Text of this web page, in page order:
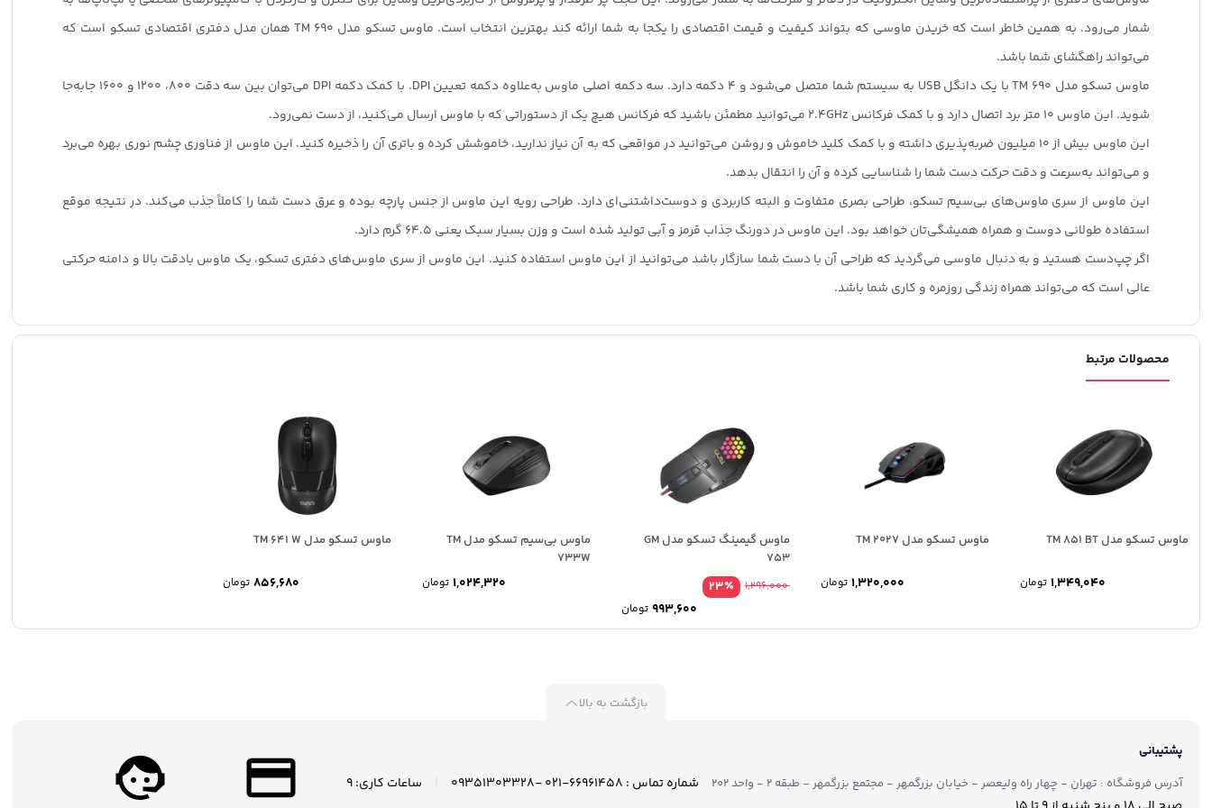
شمار می‌رود. به همین خاطر است که خریدن ماوسی که بتواند کیفیت و قیمت اقتصادی را یکجا به شما ارائه کند بهترین انتخاب است. ماوس تسکو مدل TM 690 همان مدل دفتری اقتصادی تسکو است که
می‌تواند راهگشای شما باشد.
ماوس تسکو مدل TM 690 با یک دانگل USB به سیستم شما متصل می‌شود و 4 دکمه دارد. سه دکمه اصلی ماوس به‌علاوه دکمه تعیین DPI. با کمک دکمه DPI می‌توان بین سه دقت 800، 1200 و 1600 جابه‌جا
شوید. این ماوس 10 متر برد اتصال دارد و با کمک فرکانس 2.4GHz می‌توانید مطمئن باشید که فرکانس هیچ یک از دستوراتی که با ماوس ارسال می‌کنید، از دست نمی‌رود.
این ماوس بیش از 10 میلیون ضربه‌پذیری داشته و با کمک کلید خاموش و روشن می‌توانید در مواقعی که به آن نیاز ندارید، خاموشش کرده و باتری آن را ذخیره کنید. این ماوس از فناوری چشم نوری بهره می‌برد
و می‌تواند به‌سرعت و دقت حرکت دست شما را شناسایی کرده و آن را انتقال بدهد.
این ماوس از سری ماوس‌های بی‌سیم تسکو، طراحی بصری متفاوت و البته کاربردی و دوست‌داشتنی‌ای دارد. طراحی رویه این ماوس از جنس پارچه بوده و عرق دست شما را کاملاً جذب می‌کند. در نتیجه موقع
استفاده طولانی دوست و همراه همیشگی‌تان خواهد بود. این ماوس در دورنگ جذاب قرمز و آبی تولید شده است و وزن بسیار سبک یعنی 64.5 گرم دارد.
اگر چپ‌دست هستید و به دنبال ماوسی می‌گردید که طراحی آن با دست شما سازگار باشد می‌توانید از این ماوس استفاده کنید. این ماوس از سری ماوس‌های دفتری تسکو، یک ماوس بادقت بالا و دامنه حرکتی
عالی است که می‌تواند همراه زندگی روزمره و کاری شما باشد.
محصولات مرتبط
ماوس تسکو مدل TM 851 BT
تومان
ماوس تسکو مدل TM 2027
تومان
ماوس گیمینگ تسکو مدل GM
753
٪23
1,296,000
تومان
ماوس بی‌سیم تسکو مدل TM
733W
تومان
ماوس تسکو مدل TM 641 W
تومان
بازگشت به بالا
پشتیبانی
آدرس فروشگاه : تهران - چهار راه ولیعصر - خیابان بزرگمهر - مجتمع بزرگمهر - طبقه ۲ - واحد ۲۰۲
شماره تماس : ۶۶۹۶۱۴۵۸-۰۲۱ -۰۹۳۵۱۳۰۳۳۲۸
ساعات کاری: 9